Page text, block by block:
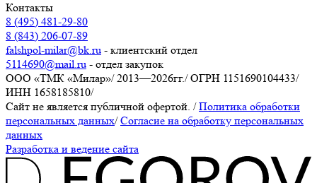
Контакты
8 (495) 481-29-80
8 (843) 206-07-89
falshpol-milar@bk.ru - клиентский отдел
5114690@mail.ru - отдел закупок
ООО «ТМК «Милар»/ 2013—2026гг./ОГРН 1151690104433/
ИНН 1658185810/
Сайт не является публичной офертой. / Политика обработки
персональных данных/ Согласие на обработку персональных
данных
Разработка и ведение сайта